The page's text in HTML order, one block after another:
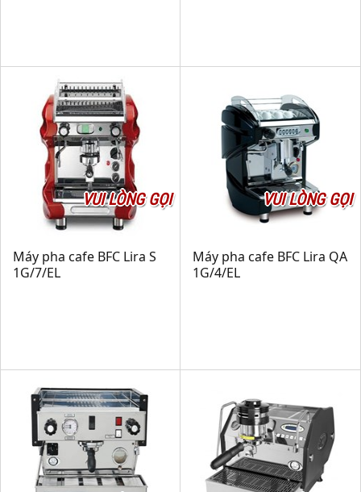
VUI LÒNG GỌI
Máy pha cafe BFC Lira S
1G/7/EL
VUI LÒNG GỌI
Máy pha cafe BFC Lira QA
1G/4/EL